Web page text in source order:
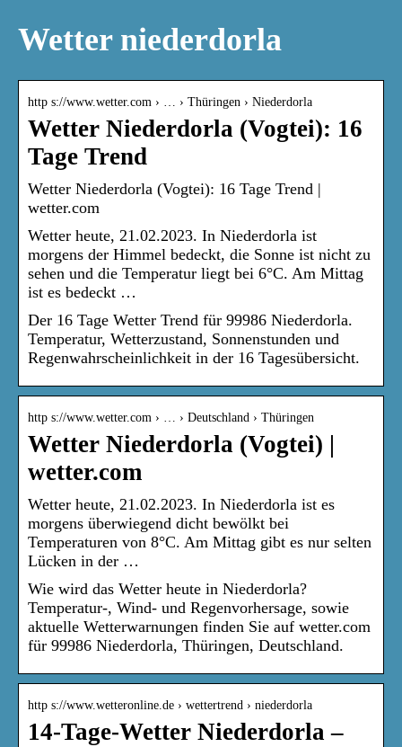
Wetter niederdorla
http s://www.wetter.com › … › Thüringen › Niederdorla
Wetter Niederdorla (Vogtei): 16
Tage Trend
Wetter Niederdorla (Vogtei): 16 Tage Trend |
wetter.com
Wetter heute, 21.02.2023. In Niederdorla ist
morgens der Himmel bedeckt, die Sonne ist nicht zu
sehen und die Temperatur liegt bei 6°C. Am Mittag
ist es bedeckt …
Der 16 Tage Wetter Trend für 99986 Niederdorla.
Temperatur, Wetterzustand, Sonnenstunden und
Regenwahrscheinlichkeit in der 16 Tagesübersicht.
http s://www.wetter.com › … › Deutschland › Thüringen
Wetter Niederdorla (Vogtei) |
wetter.com
Wetter heute, 21.02.2023. In Niederdorla ist es
morgens überwiegend dicht bewölkt bei
Temperaturen von 8°C. Am Mittag gibt es nur selten
Lücken in der …
Wie wird das Wetter heute in Niederdorla?
Temperatur-, Wind- und Regenvorhersage, sowie
aktuelle Wetterwarnungen finden Sie auf wetter.com
für 99986 Niederdorla, Thüringen, Deutschland.
http s://www.wetteronline.de › wettertrend › niederdorla
14-Tage-Wetter Niederdorla –